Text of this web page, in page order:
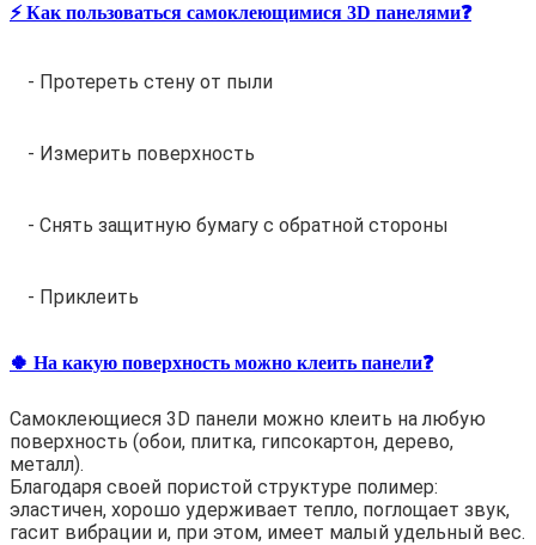
⚡️ Как пользоваться самоклеющимися 3D панелями❓
- Протереть стену от пыли
- Измерить поверхность
- Снять защитную бумагу с обратной стороны
- Приклеить
🍀 На какую поверхность можно клеить панели❓
Самоклеющиеся 3D панели можно клеить на любую
поверхность (обои, плитка, гипсокартон, дерево,
металл).
Благодаря своей пористой структуре полимер:
эластичен, хорошо удерживает тепло, поглощает звук,
гасит вибрации и, при этом, имеет малый удельный вес.